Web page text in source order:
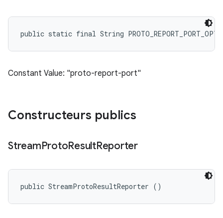
public static final String
Constant Value: "proto-report-port"
Constructeurs publics
StreamProtoResultReporter
public StreamProtoResultReporter ()